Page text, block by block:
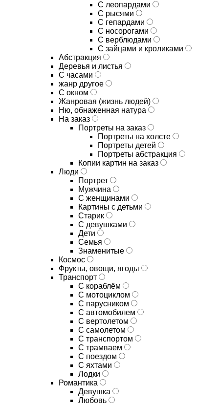
С леопардами
С рысями
С гепардами
С носорогами
С верблюдами
С зайцами и кроликами
Абстракция
Деревья и листья
С часами
жанр другое
С окном
Жанровая (жизнь людей)
Ню, обнаженная натура
На заказ
Портреты на заказ
Портреты на холсте
Портреты детей
Портреты абстракция
Копии картин на заказ
Люди
Портрет
Мужчина
С женщинами
Картины с детьми
Старик
С девушками
Дети
Семья
Знаменитые
Космос
Фрукты, овощи, ягоды
Транспорт
С кораблём
С мотоциклом
С парусником
С автомобилем
С вертолетом
С самолетом
С транспортом
С трамваем
С поездом
С яхтами
Лодки
Романтика
Девушка
Любовь